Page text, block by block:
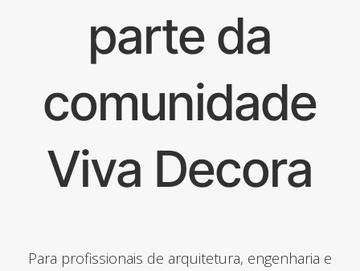
parte da
comunidade
Viva Decora
Para profissionais de arquitetura, engenharia e